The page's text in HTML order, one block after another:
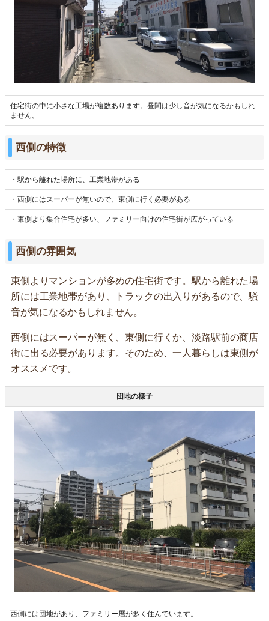
住宅街の中に小さな工場が複数あります。昼間は少し音が気になるかもしれ
ません。
西側の特徴
・駅から離れた場所に、工業地帯がある
・西側にはスーパーが無いので、東側に行く必要がある
・東側より集合住宅が多い、ファミリー向けの住宅街が広がっている
西側の雰囲気
東側よりマンションが多めの住宅街です。駅から離れた場
所には工業地帯があり、トラックの出入りがあるので、騒
音が気になるかもしれません。
西側にはスーパーが無く、東側に行くか、淡路駅前の商店
街に出る必要があります。そのため、一人暮らしは東側が
オススメです。
団地の様子
西側には団地があり、ファミリー層が多く住んでいます。